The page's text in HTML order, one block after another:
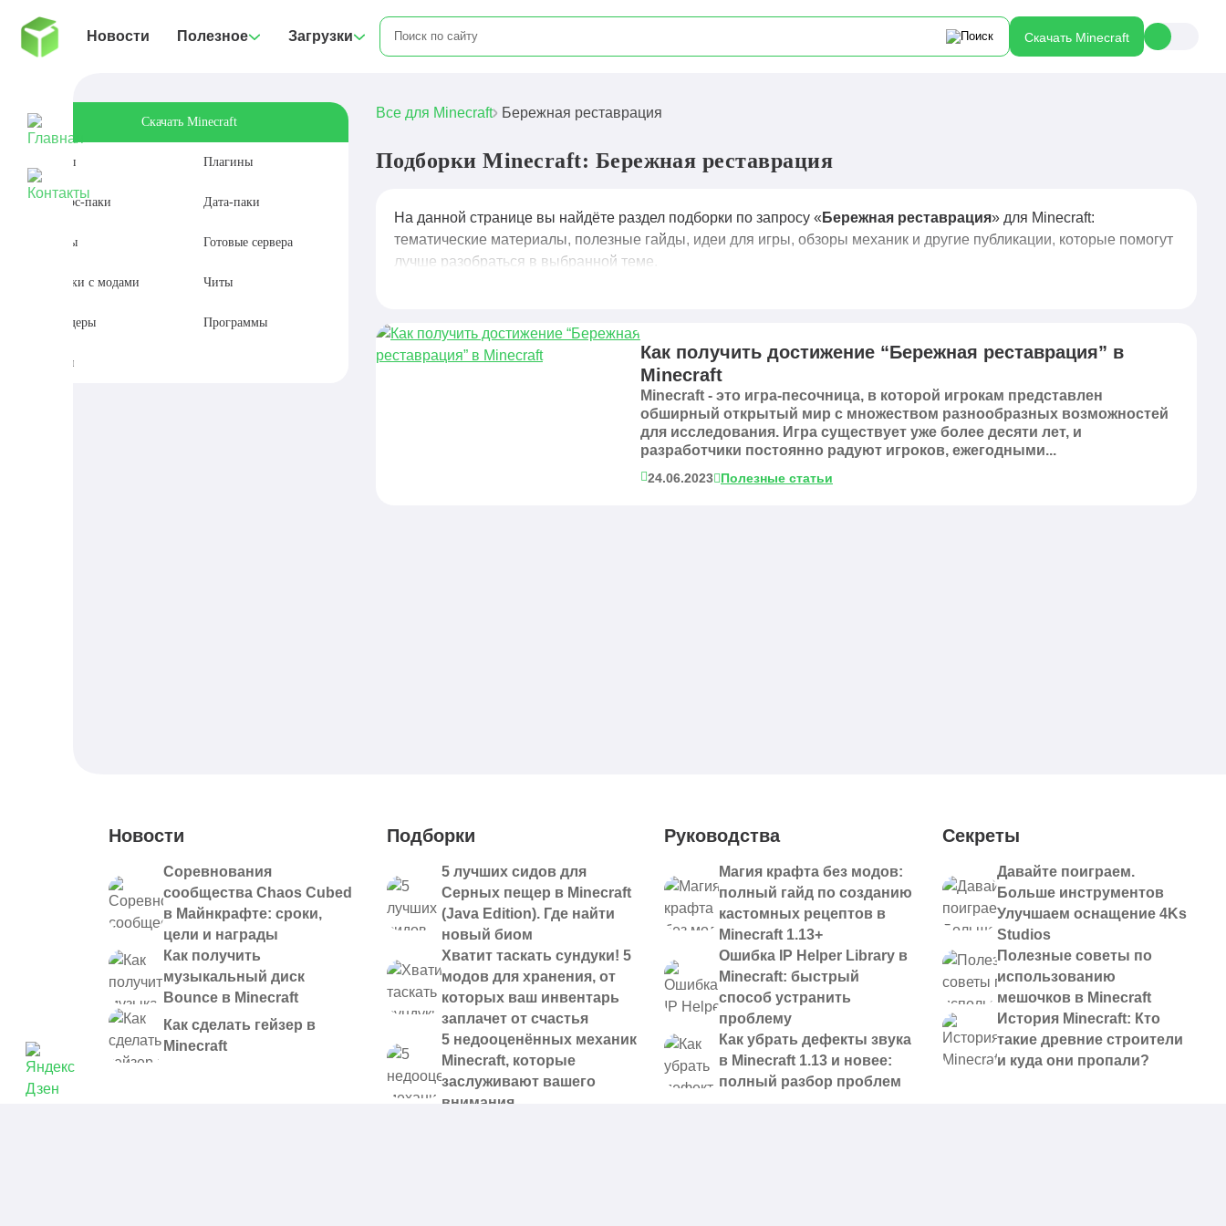
Новости Полезное Загрузки Скачать Minecraft
Скачать Minecraft
Моды Плагины
Ресурс-паки Дата-паки
Карты Готовые сервера
Сборки с модами Читы
Шейдеры Программы
Сиды
Все для Minecraft Бережная реставрация
Подборки Minecraft: Бережная реставрация
На данной странице вы найдёте раздел подборки по запросу « Бережная реставрация» для Minecraft:
тематические материалы, полезные гайды, идеи для игры, обзоры механик и другие публикации, которые помогут
лучше разобраться в выбранной теме.
Как получить достижение “Бережная реставрация” в
Minecraft
Minecraft - это игра-песочница, в которой игрокам представлен
обширный открытый мир с множеством разнообразных возможностей
для исследования. Игра существует уже более десяти лет, и
разработчики постоянно радуют игроков, ежегодными...
24.06.2023 Полезные статьи
Новости
Соревнования
сообщества Chaos Cubed
в Майнкрафте: сроки,
цели и награды
Как получить
музыкальный диск
Bounce в Minecraft
Как сделать гейзер в
Minecraft
Подборки
5 лучших сидов для
Серных пещер в Minecraft
(Java Edition). Где найти
новый биом
Хватит таскать сундуки! 5
модов для хранения, от
которых ваш инвентарь
заплачет от счастья
5 недооценённых механик
Minecraft, которые
заслуживают вашего
внимания
Руководства
Магия крафта без модов:
полный гайд по созданию
кастомных рецептов в
Minecraft 1.13+
Ошибка IP Helper Library в
Minecraft: быстрый
способ устранить
проблему
Как убрать дефекты звука
в Minecraft 1.13 и новее:
полный разбор проблем
Секреты
Давайте поиграем.
Больше инструментов
Улучшаем оснащение 4Ks
Studios
Полезные советы по
использованию
мешочков в Minecraft
История Minecraft: Кто
такие древние строители
и куда они пропали?